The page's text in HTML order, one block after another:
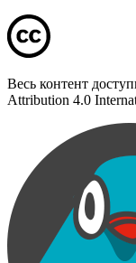
Весь контент
Attribution 4.0